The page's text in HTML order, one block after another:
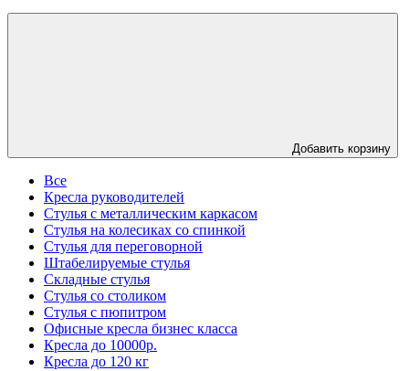
Добавить корзину
Все
Кресла руководителей
Стулья с металлическим каркасом
Стулья на колесиках со спинкой
Стулья для переговорной
Штабелируемые стулья
Складные стулья
Стулья со столиком
Стулья с пюпитром
Офисные кресла бизнес класса
Кресла до 10000р.
Кресла до 120 кг